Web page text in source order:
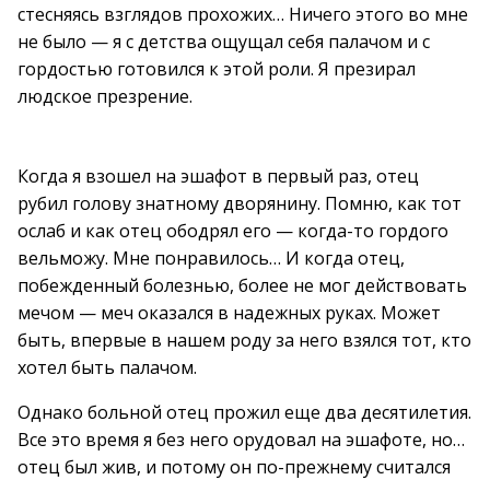
стесняясь взглядов прохожих… Ничего этого во мне
не было — я с детства ощущал себя палачом и с
гордостью готовился к этой роли. Я презирал
людское презрение.
Когда я взошел на эшафот в первый раз, отец
рубил голову знатному дворянину. Помню, как тот
ослаб и как отец ободрял его — когда-то гордого
вельможу. Мне понравилось… И когда отец,
побежденный болезнью, более не мог действовать
мечом — меч оказался в надежных руках. Может
быть, впервые в нашем роду за него взялся тот, кто
хотел быть палачом.
Однако больной отец прожил еще два десятилетия.
Все это время я без него орудовал на эшафоте, но…
отец был жив, и потому он по-прежнему считался